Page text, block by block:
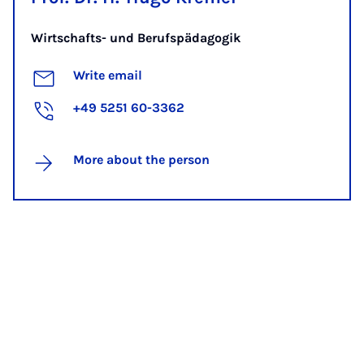
Wirtschafts- und Berufspädagogik
Write email
+49 5251 60-3362
More about the person